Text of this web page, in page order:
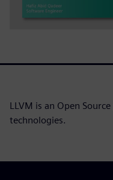
LLVM is an Open
technologies.